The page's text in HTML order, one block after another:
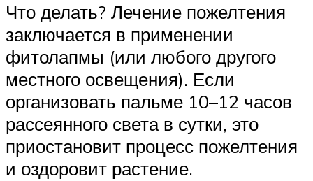
Что делать? Лечение пожелтения
заключается в применении
фитолапмы (или любого другого
местного освещения). Если
организовать пальме 10–12 часов
рассеянного света в сутки, это
приостановит процесс пожелтения
и оздоровит растение.